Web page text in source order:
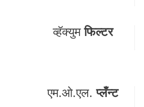
व्हॅक्युमफिल्टर
एम.ओ.एल.प्लँन्ट